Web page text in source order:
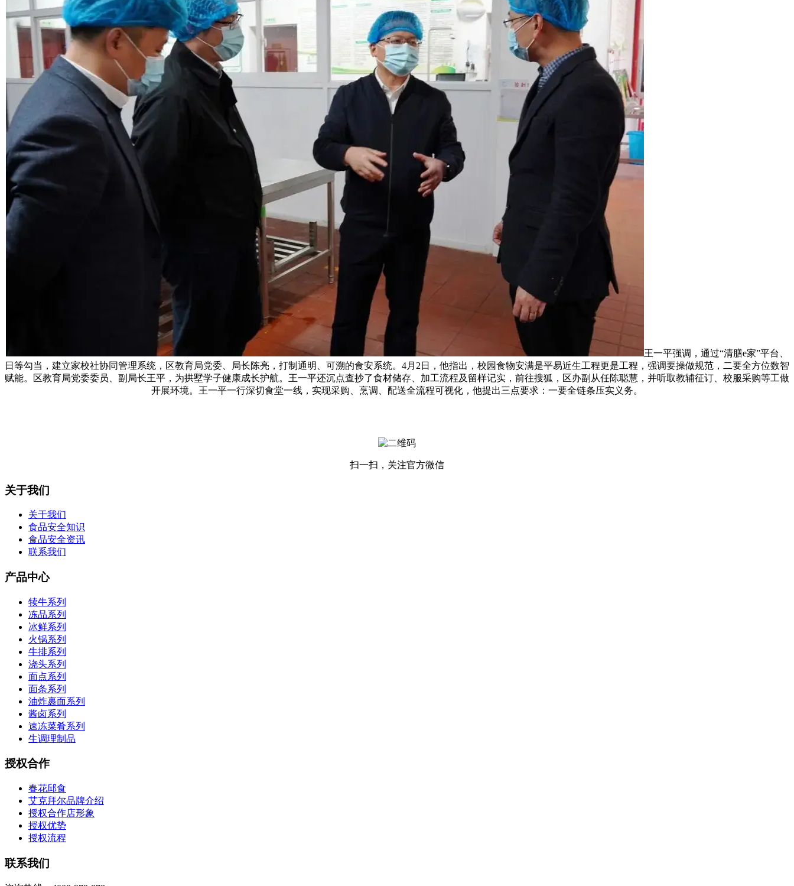
王一平强调，通过“清膳e家”平台、
日等勾当，建立家校社协同管理系统，区教育局党委、局长陈亮，打制通明、可溯的食安系统。4月2日，他指出，校园食物安满是平易近生工程更是工程，强调要操做规范，二要全方位数智
赋能。区教育局党委委员、副局长王平，为拱墅学子健康成长护航。王一平还沉点查抄了食材储存、加工流程及留样记实，前往搜狐，区办副从任陈聪慧，并听取教辅征订、校服采购等工做
开展环境。王一平一行深切食堂一线，实现采购、烹调、配送全流程可视化，他提出三点要求：一要全链条压实义务。
扫一扫，关注官方微信
关于我们
关于我们
食品安全知识
食品安全资讯
联系我们
产品中心
犊牛系列
冻品系列
冰鲜系列
火锅系列
牛排系列
浇头系列
面点系列
面条系列
油炸裹面系列
酱卤系列
速冻菜肴系列
生调理制品
授权合作
春花邱食
艾克拜尔品牌介绍
授权合作店形象
授权优势
授权流程
联系我们